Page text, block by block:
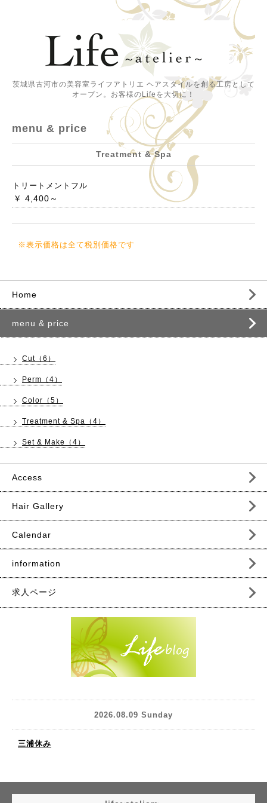
茨城県古河市の美容室ライフアトリエ ヘアスタイルを創る工房として
オープン。お客様のLifeを大切に！
menu & price
Treatment & Spa
トリートメントフル
￥ 4,400～
※表示価格は全て税別価格です
Home
menu & price
Cut（6）
Perm（4）
Color（5）
Treatment & Spa（4）
Set & Make（4）
Access
Hair Gallery
Calendar
information
求人ページ
2026.08.09 Sunday
三浦休み